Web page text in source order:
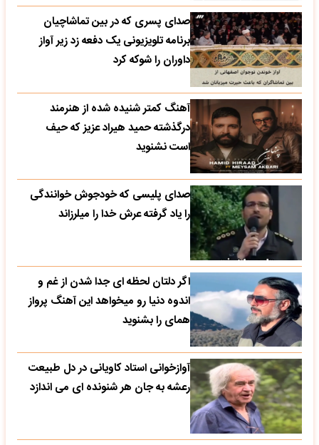
صدای پسری که در بین تماشاچیان
برنامه تلویزیونی یک دفعه زد زیر آواز
داوران را شوکه کرد
آهنگ کمتر شنیده شده از هنرمند
درگذشته حمید هیراد عزیز که حیف
است نشنوید
صدای پلیسی که خودجوش خوانندگی
را یاد گرفته عرش خدا را میلرزاند
اگر دلتان لحظه ای جدا شدن از غم و
اندوه دنیا رو میخواهد این آهنگ پرواز
همای را بشنوید
آوازخوانی استاد کاویانی در دل طبیعت
رعشه به جان هر شنونده ای می اندازد